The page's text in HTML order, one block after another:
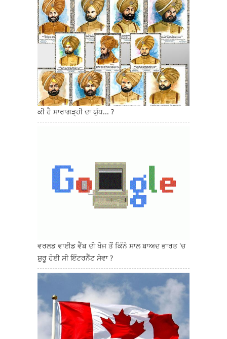
ਕੀ ਹੈ ਸਾਰਾਗੜ੍ਹੀ ਦਾ ਯੁੱਧ... ?
ਵਰਲਡ ਵਾਈਡ ਵੈੱਬ ਦੀ ਖੋਜ ਤੋਂ ਕਿੰਨੇ ਸਾਲ ਬਾਅਦ ਭਾਰਤ 'ਚ
ਸ਼ੁਰੂ ਹੋਈ ਸੀ ਇੰਟਰਨੈੱਟ ਸੇਵਾ ?